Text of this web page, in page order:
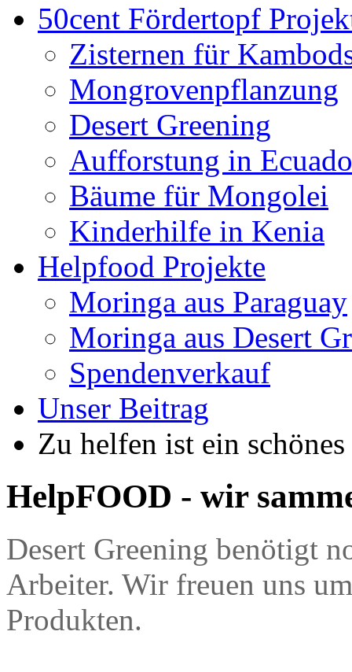
50cent Fördertopf
Zisternen für
Mongrovenpflanzung
Desert Greening
Aufforstung in
Bäume für Mongolei
Kinderhilfe in Kenia
Helpfood Projekte
Moringa aus Paraguay
Moringa aus Desert
Spendenverkauf
Unser Beitrag
Zu helfen ist ein
HelpFOOD - wir
Desert Greening benötigt
Arbeiter. Wir freuen uns
Produkten.